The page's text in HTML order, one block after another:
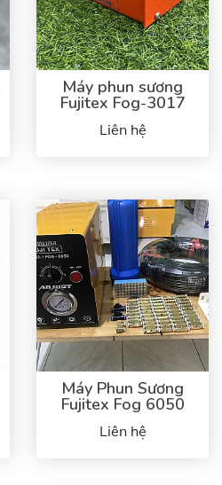
Máy phun sương
Fujitex Fog-3017
Liên hệ
Máy Phun Sương
Fujitex Fog 6050
Liên hệ